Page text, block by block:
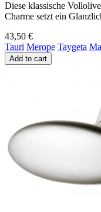
Diese klassische
Charme setzt ein
43,50 €
Tauri Merope Taygeta
Add to cart